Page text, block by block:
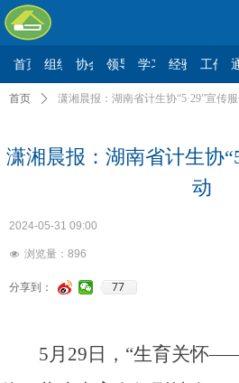
首页 组织机构协会要闻领导讲话学习二十大
经验交流工作动
潇湘晨报：湖南省计生协
动
5月29日，“生育关怀
首页 ꄲ 潇湘晨报：湖南省计生协“5·29”宣传
2024-05-31 09:00
넶 浏览量： 896
分享到： 77